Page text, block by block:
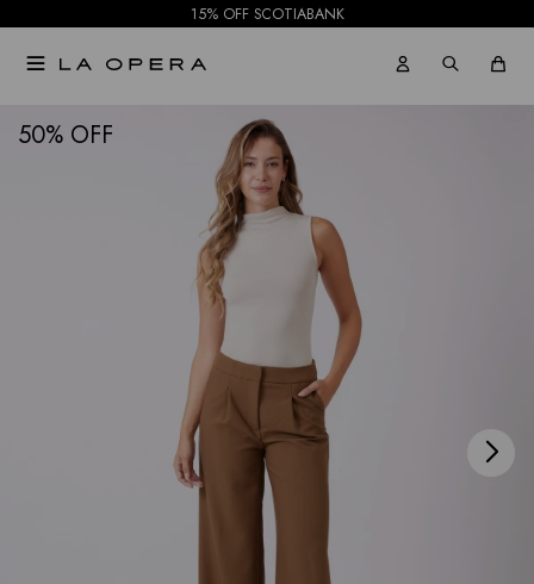
15% OFF SCOTIABANK

50 NOTIFICARME